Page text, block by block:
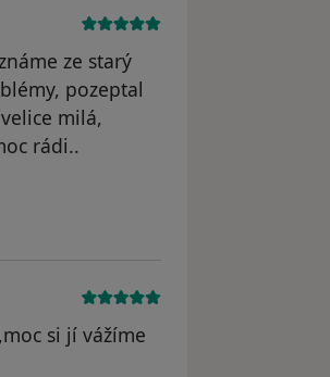
ze starý
pozeptal
milá,
rádi..
si jí vážíme